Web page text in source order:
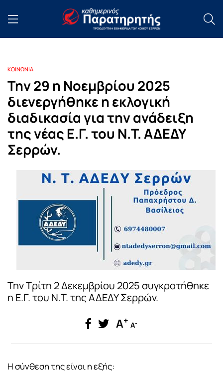
ΚΟΙΝΩΝΙΑ
Την 29 η Νοεμβρίου 2025
διενεργήθηκε η εκλογική
διαδικασία για την ανάδειξη
της νέας Ε.Γ. του Ν.Τ. ΑΔΕΔΥ
Σερρών.
Την Τρίτη 2 Δεκεμβρίου 2025 συγκροτήθηκε
η Ε.Γ. του Ν.Τ. της ΑΔΕΔΥ Σερρών.
A+ A-
Η σύνθεση της είναι η εξής: